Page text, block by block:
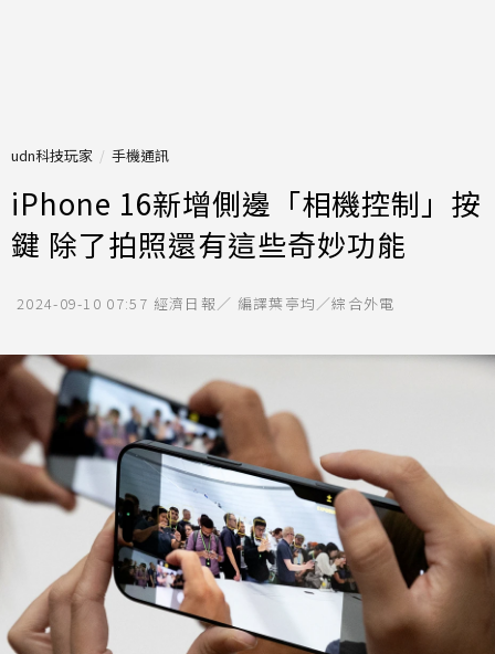
udn科技玩家 手機通訊
iPhone 16新增側邊「相機控制」按
鍵 除了拍照還有這些奇妙功能
2024-09-10 07:57 經濟日報／ 編譯葉亭均／綜合外電